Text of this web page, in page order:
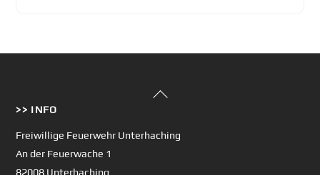
Back
>> INFO
Freiwillige Feuerwehr Unterhaching
An der Feuerwache 1
82008 Unterhaching